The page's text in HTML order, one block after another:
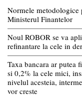
Normele metodologice
Ministerul Finantelor
Noul ROBOR se va
refinantare la cele in
Taxa bancara ar putea
si 0,2% la cele mici,
nivelul acesteia,
vor creste